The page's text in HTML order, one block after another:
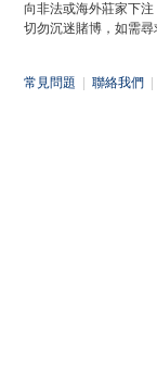
向非法或海外莊家下注
切勿沉迷賭博，如需
常見問題 聯絡我們